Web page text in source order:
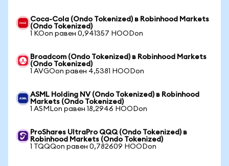
Coca-Cola (Ondo Tokenized) в Robinhood Markets
(Ondo Tokenized)
1 KOon равен 0,941357 HOODon
Broadcom (Ondo Tokenized) в Robinhood Markets
(Ondo Tokenized)
1 AVGOon равен 4,5381 HOODon
ASML Holding NV (Ondo Tokenized) в Robinhood
Markets (Ondo Tokenized)
1 ASMLon равен 18,2946 HOODon
ProShares UltraPro QQQ (Ondo Tokenized) в
Robinhood Markets (Ondo Tokenized)
1 TQQQon равен 0,782609 HOODon